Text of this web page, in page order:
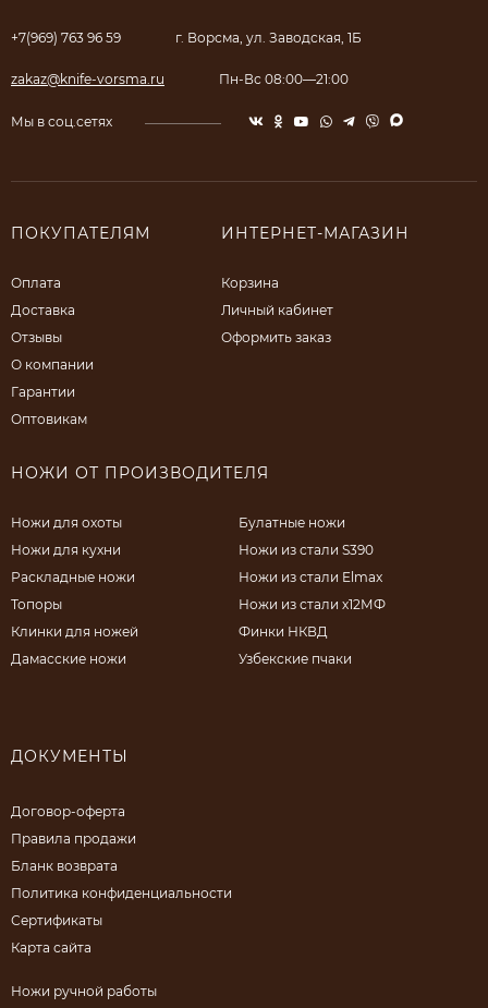
+7(969) 763 96 59 г. Ворсма, ул. Заводская, 1Б
zakaz@knife-vorsma.ru Пн-Вс 08:00—21:00
Мы в соц.сетях
ПОКУПАТЕЛЯМ
Оплата
Доставка
Отзывы
О компании
Гарантии
Оптовикам
ИНТЕРНЕТ-МАГАЗИН
Корзина
Личный кабинет
Оформить заказ
НОЖИ ОТ ПРОИЗВОДИТЕЛЯ
Ножи для охоты
Ножи для кухни
Раскладные ножи
Топоры
Клинки для ножей
Дамасские ножи
Булатные ножи
Ножи из стали S390
Ножи из стали Elmax
Ножи из стали х12МФ
Финки НКВД
Узбекские пчаки
ДОКУМЕНТЫ
Договор-оферта
Правила продажи
Бланк возврата
Политика конфиденциальности
Сертификаты
Карта сайта
Ножи ручной работы